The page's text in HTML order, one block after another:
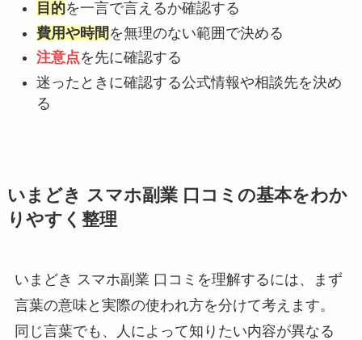
目的を一言で言えるか確認する
費用や時間 を無理のない範囲で決める
注意点を先に確認する
迷ったときに確認する公式情報や相談先を決め
る
いまどき スマホ副業 口コミの基本をわか
りやすく整理
いまどき スマホ副業 口コミを理解するには、まず
言葉の意味と実際の使われ方を分けて考えます。
同じ言葉でも、人によって知りたい内容が異なる